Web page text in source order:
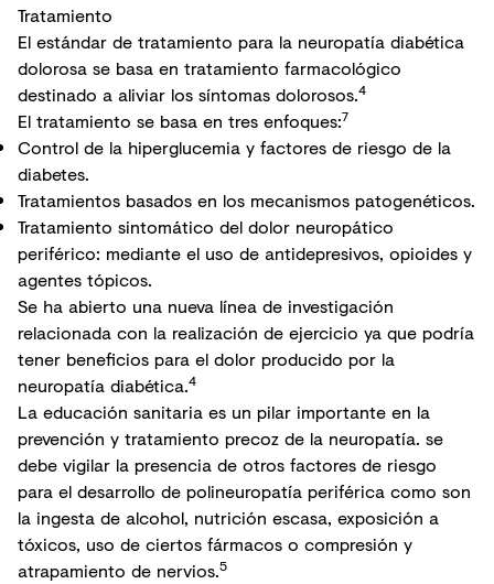
Tratamiento
El estándar de tratamiento para la neuropatía diabética
dolorosa se basa en tratamiento farmacológico
destinado a aliviar los síntomas dolorosos.4
El tratamiento se basa en tres enfoques:7
Control de la hiperglucemia y factores de riesgo de la
diabetes.
Tratamientos basados en los mecanismos patogenéticos.
Tratamiento sintomático del dolor neuropático
periférico: mediante el uso de antidepresivos, opioides y
agentes tópicos.
Se ha abierto una nueva línea de investigación
relacionada con la realización de ejercicio ya que podría
tener beneficios para el dolor producido por la
neuropatía diabética.4
La educación sanitaria es un pilar importante en la
prevención y tratamiento precoz de la neuropatía. se
debe vigilar la presencia de otros factores de riesgo
para el desarrollo de polineuropatía periférica como son
la ingesta de alcohol, nutrición escasa, exposición a
tóxicos, uso de ciertos fármacos o compresión y
atrapamiento de nervios.5